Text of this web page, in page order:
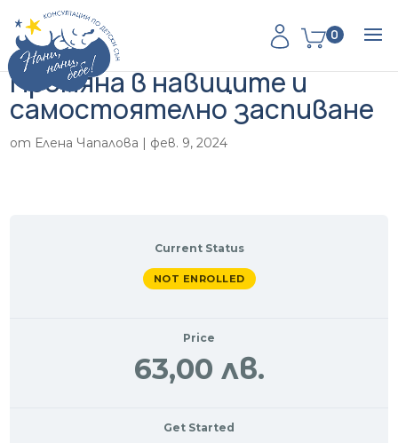
0
Промяна в навиците и
самостоятелно заспиване
от Елена Чапалова | фев. 9, 2024
Current Status
NOT ENROLLED
Price
63,00 лв.
Get Started